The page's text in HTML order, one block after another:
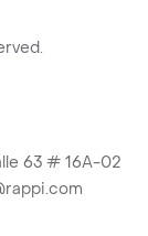
63 # 16A-02